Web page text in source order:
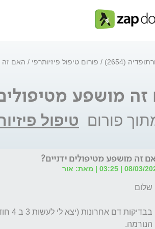
(2654) פורום טיפול פיזיותרפי האם זה
מושפע
פורום טיפול
זה מושפע מטיפולים ידניים?
2026 | 03:25 | מאת: אור